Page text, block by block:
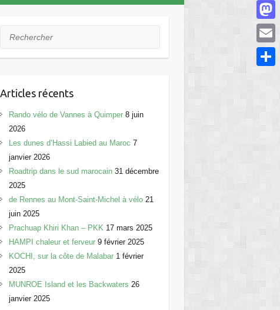
Rechercher
Articles récents
Rando vélo de Vannes à Quimper 8 juin
2026
Les dunes d’Hassi Labied au Maroc 7
janvier 2026
Roadtrip dans le sud marocain 31 décembre
2025
de Rennes au Mont-Saint-Michel à vélo 21
juin 2025
Prachuap Khiri Khan – PKK 17 mars 2025
HAMPI chaleur et ferveur 9 février 2025
KOCHI, sur la côte de Malabar 1 février
2025
MUNROE Island et les Backwaters 26
janvier 2025
F
a
c
M
a
s
E